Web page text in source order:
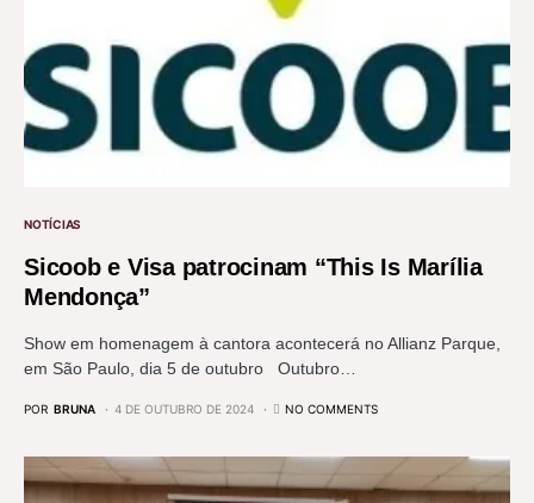
NOTÍCIAS
Sicoob e Visa patrocinam “This Is Marília
Mendonça”
Show em homenagem à cantora acontecerá no Allianz Parque,
em São Paulo, dia 5 de outubro Outubro…
POR BRUNA 4 DE OUTUBRO DE 2024 NO COMMENTS